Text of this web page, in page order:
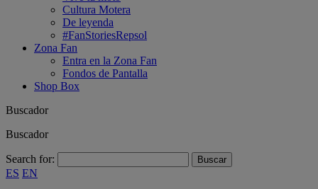
Cultura Motera
De leyenda
#FanStoriesRepsol
Zona Fan
Entra en la Zona Fan
Fondos de Pantalla
Shop Box
Buscador
Buscador
Search for:
ES EN